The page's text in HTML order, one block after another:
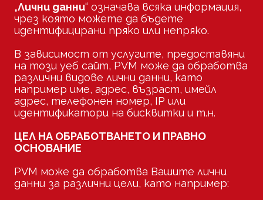
„Лични данни“ означава всяка информация,
чрез която можете да бъдете
идентифицирани пряко или непряко.
В зависимост от услугите, предоставяни
на този уеб сайт, PVM може да обработва
различни видове лични данни, като
например име, адрес, възраст, имейл
адрес, телефонен номер, IP или
идентификатори на бисквитки и т.н.
ЦЕЛ НА ОБРАБОТВАНЕТО И ПРАВНО
ОСНОВАНИЕ
PVM може да обработва Вашите лични
данни за различни цели, като например: